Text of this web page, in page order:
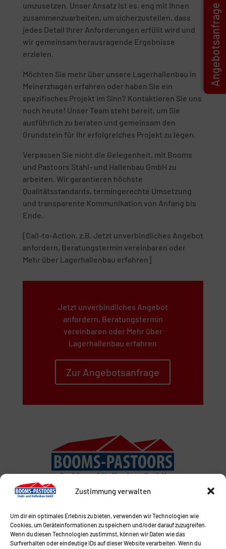
Zustimmung verwalten
Um dir ein optimales Erlebnis zu bieten, verwenden wir Technologien wie
Cookies, um Geräteinformationen zu speichern und/oder darauf zuzugreifen.
Wenn du diesen Technologien zustimmst, können wir Daten wie das
Surfverhalten oder eindeutige IDs auf dieser Website verarbeiten. Wenn du
umzusetzen. Unser Ansatz ist es, eng mit Ihnen
zusammenzuarbeiten, um sicherzustellen, dass
jedes Detail Ihrer Anforderungen erfüllt wird und
wir gemeinsam herausragende Ergebnisse
erzielen.
Möchten Sie mehr über unsere Lagerhallenbau in
Meinerzhagen erfahren oder haben Sie ein
spezifisches Projekt im Sinn? Kontaktieren Sie uns
noch heute! Unser Team steht bereit, um Sie
ausführlich zu beraten und gemeinsam den
Grundstein für Ihr erfolgreiches Projekt zu legen.
Verpassen Sie nicht die Gelegenheit, mit Booms
und Pastoors Stahl- und Hallenbau GmbH zu
arbeiten. Wir garantieren höchste
Qualitätsstandards, termingerechte Umsetzung
und transparente Kommunikation von Anfang bis
Ende.
[Call-to-Action, z.B. Jetzt unverbindliches Angebot
anfordern, Beratungstermin vereinbaren oder
Mehr über Lagerhallenbau erfahren]
Jetzt unverbindliches Angebot
anfordern, Beratungstermin
vereinbaren oder Mehr über
Lagerhallenbau erfahren
Zur Angebotsanfrage
Angebotsanfrage